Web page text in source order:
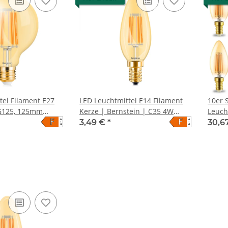
Filament E27
125mm
Watt warmweißA
↑
G
F
LED Leuchtmittel E14 Filament
Kerze | Bernstein | C35 4W
warmweiß (2200 K)
3,49 € * A
↑
G
F
10er